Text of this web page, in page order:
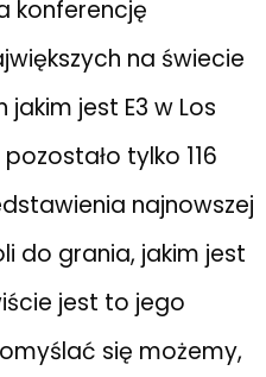
konferencję
na świecie
jest E3 w Los
tylko 116
najnowszej
do grania, jakim jest
jest to jego
się możemy,